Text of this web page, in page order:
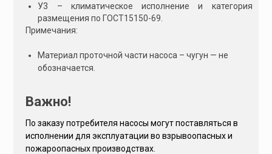
У3 – климатическое исполнение и категория
размещения по ГОСТ15150-69.
Примечания:
Материал проточной части насоса – чугун — не
обозначается.
Важно!
По заказу потребителя насосы могут поставляться в
исполнении для эксплуатации во взрывоопасных и
пожароопасных производствах.